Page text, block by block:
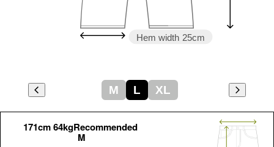
Hem width 25cm
M L XL
171cm 64kgRecommended
M